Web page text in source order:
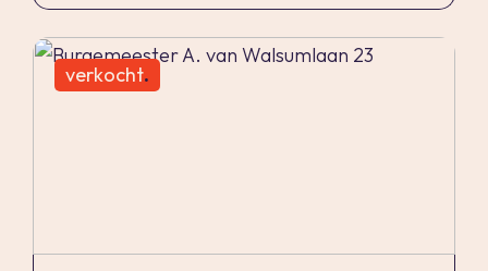
verkocht.